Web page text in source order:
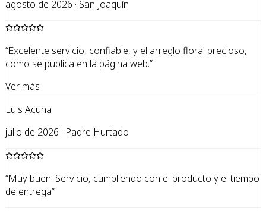
agosto de 2026 · San Joaquín
“Excelente servicio, confiable, y el arreglo floral precioso,
como se publica en la página web.”
Ver más
Luis Acuna
julio de 2026 · Padre Hurtado
“Muy buen. Servicio, cumpliendo con el producto y el tiempo
de entrega”